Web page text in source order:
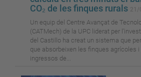
CO₂ de les finques rurals
Un equip del Centre Avançat de
(CATMech) de la UPC liderat per
del Castillo ha creat un sistema que
que absorbeixen les finques agrícoles i
ingressos de...